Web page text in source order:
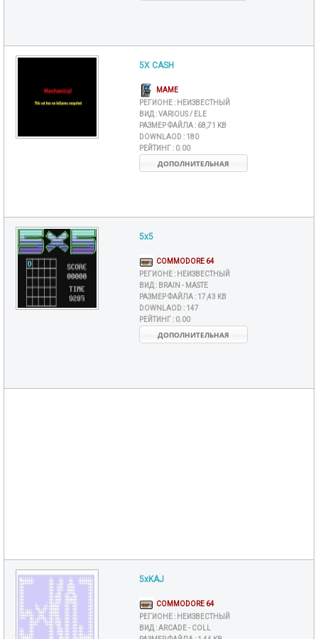
5X CASH
MAME
РЕГИОНЕ : НЕИЗВЕСТНЫЙ
ВИД :VARIOUS / ELE
РАЗМЕР ФАЙЛА : 68,71 KB
DOWNLAOD : 180
РЕЙТИНГ : 0.00
ДОПОЛНИТЕЛЬНАЯ
5x5
COMMODORE 64
РЕГИОНЕ : НЕИЗВЕСТНЫЙ
ВИД : BRAIN - MASTE
РАЗМЕР ФАЙЛА : 17,43 KB
DOWNLAOD : 147
РЕЙТИНГ : 0.00
ДОПОЛНИТЕЛЬНАЯ
5xKAJ
COMMODORE 64
РЕГИОНЕ : НЕИЗВЕСТНЫЙ
ВИД :ARCADE - COLL